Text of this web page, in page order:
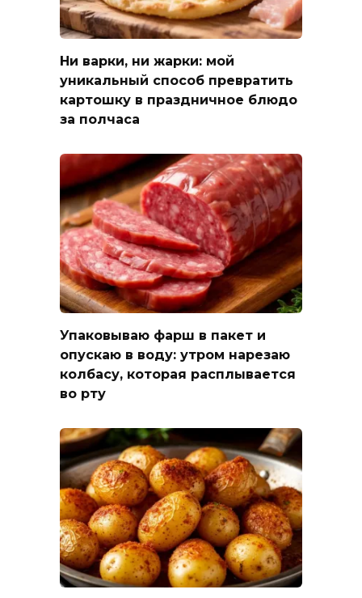
Ни варки, ни жарки: мой
уникальный способ превратить
картошку в праздничное блюдо
за полчаса
Упаковываю фарш в пакет и
опускаю в воду: утром нарезаю
колбасу, которая расплывается
во рту